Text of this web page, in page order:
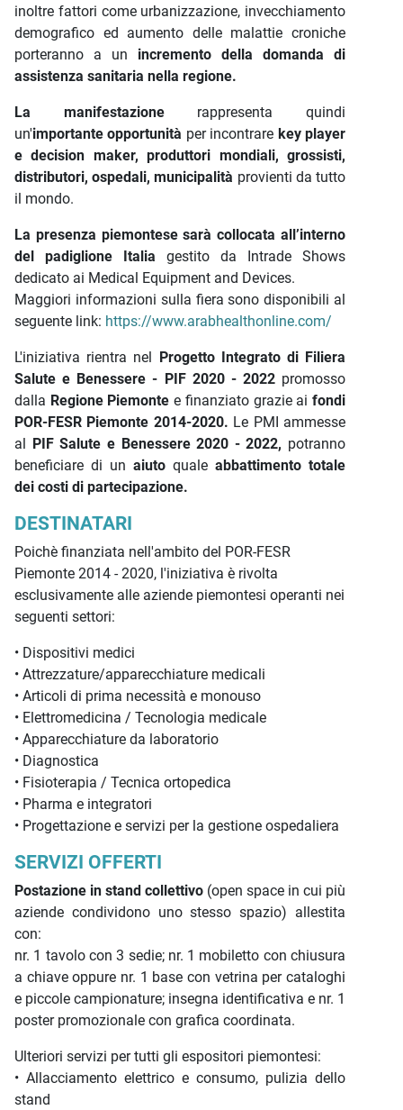
inoltre fattori come urbanizzazione, invecchiamento
demografico ed aumento delle malattie croniche
porteranno a un incremento della domanda di
assistenza sanitaria nella regione.
La manifestazionerappresenta quindi
un'importante opportunità per incontrare key player
e decision maker, produttori mondiali, grossisti,
distributori, ospedali, municipalità provienti da tutto
il mondo.
La presenza piemontese sarà collocata all’interno
del padiglione Italia gestito da Intrade Shows
dedicato ai Medical Equipment and Devices.
Maggiori informazioni sulla fiera sono disponibili al
seguente link: https://www.arabhealthonline.com/
L'iniziativa rientra nel
Progetto Integrato di Filiera
Salute e Benessere - PIF 2020 - 2022promosso
dalla Regione Piemonte e finanziato grazie aifondi
POR-FESR Piemonte 2014-2020. Le PMI ammesse
al
PIF Salute e Benessere 2020 - 2022, potranno
beneficiare di un aiuto quale abbattimento totale
dei costi di partecipazione.
DESTINATARI
Poichè finanziata nell'ambito del POR-FESR
Piemonte 2014 - 2020, l'iniziativa è rivolta
esclusivamente alle aziende piemontesi operanti nei
seguenti settori:
• Dispositivi medici
• Attrezzature/apparecchiature medicali
• Articoli di prima necessità e monouso
• Elettromedicina / Tecnologia medicale
• Apparecchiature da laboratorio
• Diagnostica
• Fisioterapia / Tecnica ortopedica
• Pharma e integratori
• Progettazione e servizi per la gestione ospedaliera
SERVIZI OFFERTI
Postazione in stand collettivo (open space in cui più
aziende condividono uno stesso spazio) allestita
con:
nr. 1 tavolo con 3 sedie; nr. 1 mobiletto con chiusura
a chiave oppure nr. 1 base con vetrina per cataloghi
e piccole campionature; insegna identificativa e nr. 1
poster promozionale con grafica coordinata.
Ulteriori servizi per tutti gli espositori piemontesi:
• Allacciamento elettrico e consumo, pulizia dello
stand